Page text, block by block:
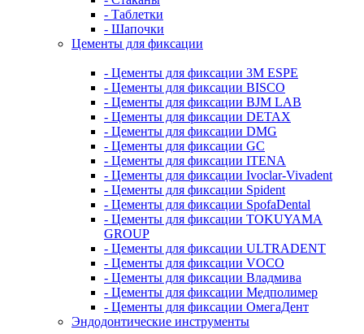
- Таблетки
- Шапочки
Цементы для фиксации
- Цементы для фиксации 3M ESPE
- Цементы для фиксации BISCO
- Цементы для фиксации BJM LAB
- Цементы для фиксации DETAX
- Цементы для фиксации DMG
- Цементы для фиксации GC
- Цементы для фиксации ITENA
- Цементы для фиксации Ivoclar-Vivadent
- Цементы для фиксации Spident
- Цементы для фиксации SpofaDental
- Цементы для фиксации TOKUYAMA
GROUP
- Цементы для фиксации ULTRADENT
- Цементы для фиксации VOCO
- Цементы для фиксации Владмива
- Цементы для фиксации Медполимер
- Цементы для фиксации ОмегаДент
Эндодонтические инструменты